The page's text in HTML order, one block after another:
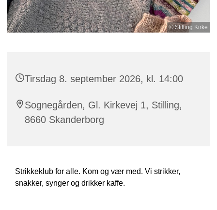
© Stilling Kirke
Tirsdag 8. september 2026, kl. 14:00
Sognegården, Gl. Kirkevej 1, Stilling,
8660 Skanderborg
Strikkeklub for alle. Kom og vær med. Vi strikker,
snakker, synger og drikker kaffe.